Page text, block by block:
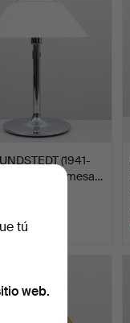
(1941-
Lámpara de mesa…
tú
web.